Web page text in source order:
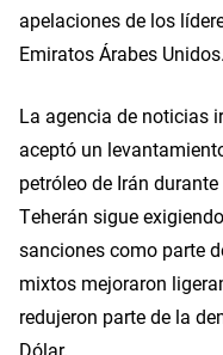
apelaciones de los
Emiratos Árabes Unidos.
La agencia de noticias
aceptó un
petróleo de Irán
Teherán sigue
sanciones como parte
mixtos mejoraron
redujeron parte de la
Dólar.